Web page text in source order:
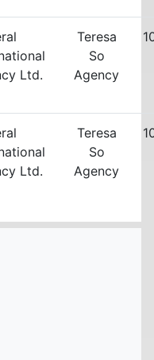
Ltd.
Teresa
So
Agency
Ltd.
Teresa
So
Agency